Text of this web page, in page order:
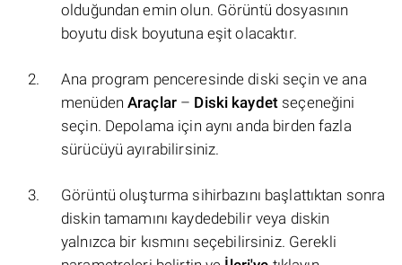
olduğundan emin olun. Görüntü dosyasının
boyutu disk boyutuna eşit olacaktır.
Ana program penceresinde diski seçin ve ana
menüdenAraçlar – Diski kaydet seçeneğini
seçin. Depolama için aynı anda birden fazla
sürücüyü ayırabilirsiniz.
Görüntü oluşturma sihirbazını başlattıktan sonra
diskin tamamını kaydedebilir veya diskin
yalnızca bir kısmını seçebilirsiniz. Gerekli